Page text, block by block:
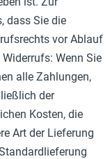
dass Sie die
vor Ablauf
Wenn Sie
alle Zahlungen,
der
Kosten, die
Art der Lieferung